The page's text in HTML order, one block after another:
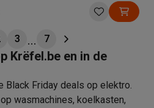
(sec.): 7 sec | Type
3 7
Krëfel.be en in de
Black Friday deals op elektro.
wasmachines, koelkasten,